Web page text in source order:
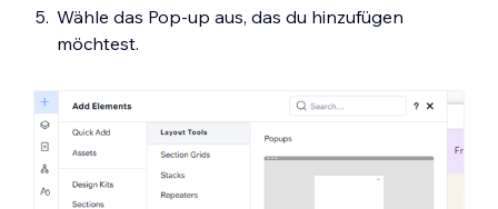
Wähle das Pop-up aus, das du hinzufügen
möchtest.